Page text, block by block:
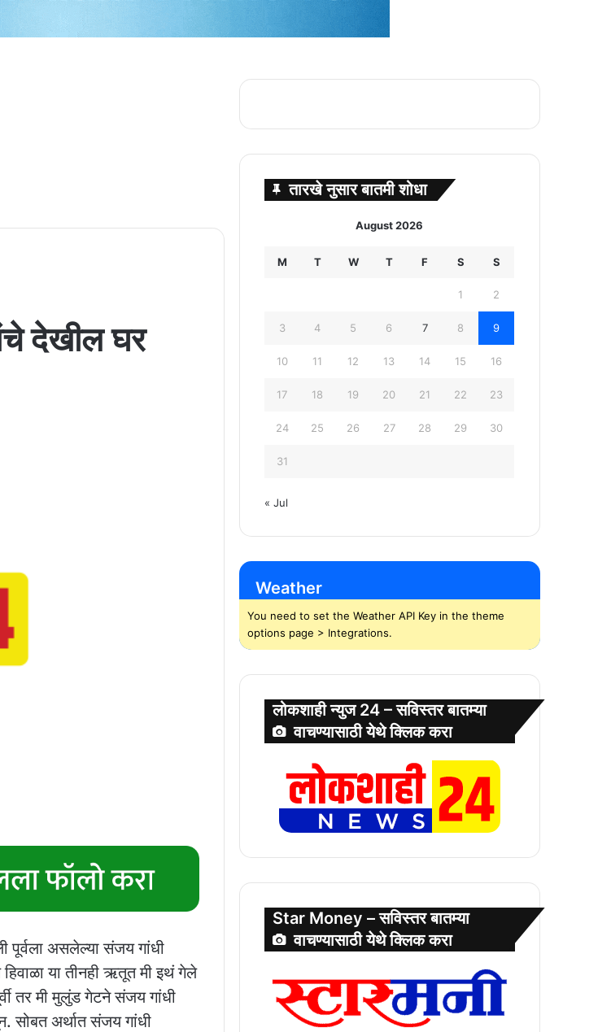
देखील घर
असलेल्या संजय गांधी
हिवाळा या तीनही ऋतूत मी इथं गेले
तर मी मुलुंड गेटने संजय गांधी
सोबत अर्थात संजय गांधी
तारखे नुसार बातमी शोधा
August 2026
M T W T F S S
1 2
3 4 5 6 7 8 9
10 11 12 13 14 15 16
17 18 19 20 21 22 23
24 25 26 27 28 29 30
31
« Jul
Weather
You need to set the Weather API Key in the theme
options page > Integrations.
लोकशाही न्युज 24 – सविस्तर बातम्या
वाचण्यासाठी येथे क्लिक करा
Star Money – सविस्तर बातम्या
वाचण्यासाठी येथे क्लिक करा